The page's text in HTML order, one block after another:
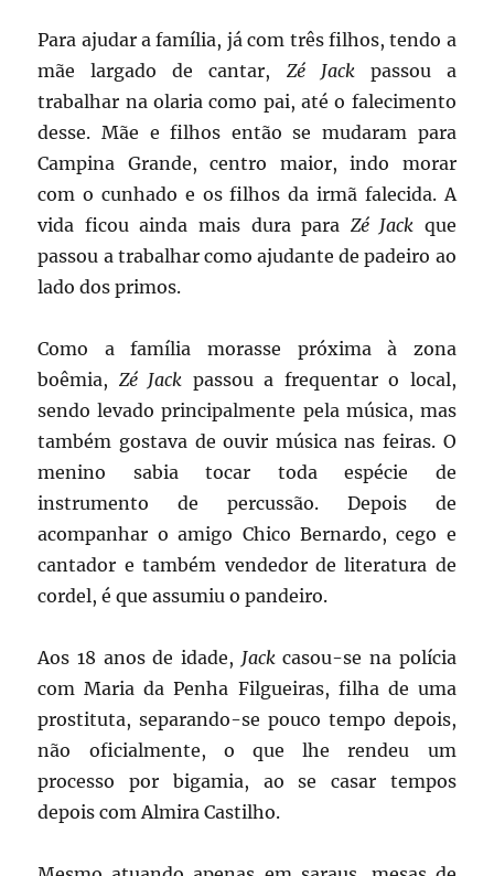
Para ajudar a família, já com três filhos, tendo a
mãe largado de cantar, Zé Jackpassou a
trabalhar na olaria como pai, até o falecimento
desse. Mãe e filhos então se mudaram para
Campina Grande, centro maior, indo morar
com o cunhado e os filhos da irmã falecida. A
vida ficou ainda mais dura para Zé Jack que
passou a trabalhar como ajudante de padeiro ao
lado dos primos.
Como a família morasse próxima à zona
boêmia, Zé Jack passou a frequentar o local,
sendo levado principalmente pela música, mas
também gostava de ouvir música nas feiras. O
menino sabia tocar toda espécie de
instrumento de percussão. Depois de
acompanhar o amigo Chico Bernardo, cego e
cantador e também vendedor de literatura de
cordel, é que assumiu o pandeiro.
Aos 18 anos de idade, Jackcasou-se na polícia
com Maria da Penha Filgueiras, filha de uma
prostituta, separando-se pouco tempo depois,
não oficialmente, o que lhe rendeu um
processo por bigamia, ao se casar tempos
depois com Almira Castilho.